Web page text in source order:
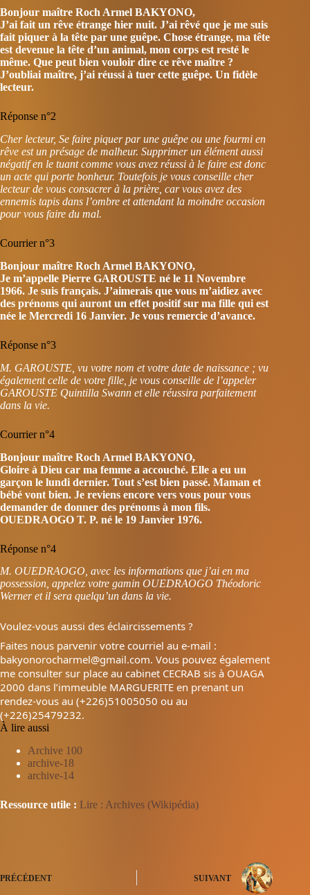
Bonjour maître Roch Armel BAKYONO,
J’ai fait un rêve étrange hier nuit. J’ai rêvé que je me suis
fait piquer à la tête par une guêpe. Chose étrange, ma tête
est devenue la tête d’un animal, mon corps est resté le
même. Que peut bien vouloir dire ce rêve maître ?
J’oubliai maître, j’ai réussi à tuer cette guêpe. Un fidèle
lecteur.
Réponse n°2
Cher lecteur, Se faire piquer par une guêpe ou une fourmi en
rêve est un présage de malheur. Supprimer un élément aussi
négatif en le tuant comme vous avez réussi à le faire est donc
un acte qui porte bonheur. Toutefois je vous conseille cher
lecteur de vous consacrer à la prière, car vous avez des
ennemis tapis dans l’ombre et attendant la moindre occasion
pour vous faire du mal.
Courrier n°3
Bonjour maître Roch Armel BAKYONO,
Je m’appelle Pierre GAROUSTE né le 11 Novembre
1966. Je suis français. J’aimerais que vous m’aidiez avec
des prénoms qui auront un effet positif sur ma fille qui est
née le Mercredi 16 Janvier. Je vous remercie d’avance.
Réponse n°3
M. GAROUSTE, vu votre nom et votre date de naissance ; vu
également celle de votre fille, je vous conseille de l’appeler
GAROUSTE Quintilla Swann et elle réussira parfaitement
dans la vie.
Courrier n°4
Bonjour maître Roch Armel BAKYONO,
Gloire à Dieu car ma femme a accouché. Elle a eu un
garçon le lundi dernier. Tout s’est bien passé. Maman et
bébé vont bien. Je reviens encore vers vous pour vous
demander de donner des prénoms à mon fils.
OUEDRAOGO T. P. né le 19 Janvier 1976.
Réponse n°4
M. OUEDRAOGO, avec les informations que j’ai en ma
possession, appelez votre gamin OUEDRAOGO Théodoric
Werner et il sera quelqu’un dans la vie.
Voulez-vous aussi des éclaircissements ?
Faites nous parvenir votre courriel au e-mail :
bakyonorocharmel@gmail.com. Vous pouvez également
me consulter sur place au cabinet CECRAB sis à OUAGA
2000 dans l’immeuble MARGUERITE en prenant un
rendez-vous au (+226)51005050 ou au
(+226)25479232.
À lire aussi
Archive 100
archive-18
archive-14
Ressource utile : Lire : Archives (Wikipédia)
PRÉCÉDENT SUIVANT